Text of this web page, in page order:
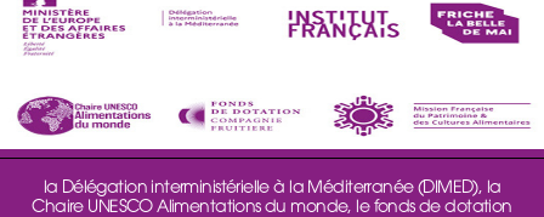
la Délégation interministérielle à la Méditerranée (DIMED), la
Chaire UNESCO Alimentations du monde, le fonds de dotation